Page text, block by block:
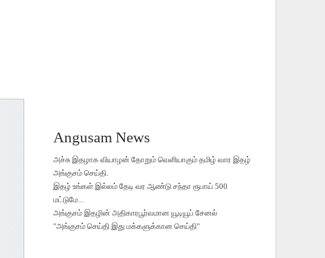
Angusam News
அச்சு இதழாக வியாழன் தோறும் வெளியாகும் தமிழ் வார இதழ்
அங்குசம் செய்தி.
இதழ் உங்கள் இல்லம் தேடி வர ஆண்டு சந்தா ரூபாய் 500
மட்டுமே...
அங்குசம் இதழின் அதிகாரபூர்வமான யூடியூப் சேனல்
"அங்குசம் செய்தி இது மக்களுக்கான செய்தி"